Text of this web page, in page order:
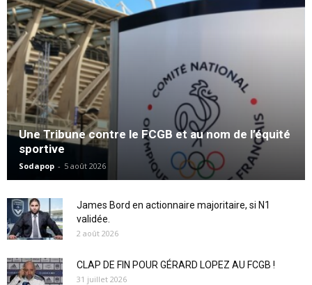
Une Tribune contre le FCGB et au nom de l’équité
sportive
Sodapop - 5 août 2026
James Bord en actionnaire majoritaire, si N1
validée.
2 août 2026
CLAP DE FIN POUR GÉRARD LOPEZ AU FCGB !
31 juillet 2026